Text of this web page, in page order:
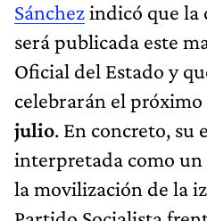
Sánchezindicó que la
será publicada este
Oficial del Estado y
celebrarán el próximo
julio. En concreto, su
interpretada como
la movilización de la